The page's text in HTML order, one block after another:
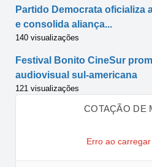
Partido Democrata oficializa
e consolida aliança...
140 visualizações
Festival Bonito CineSur
audiovisual sul-americana
121 visualizações
COTAÇÃO DE
Erro ao